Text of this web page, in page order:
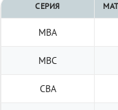
СЕРИЯ
МВА
МВС
СВА